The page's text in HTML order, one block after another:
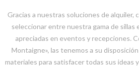
Gracias a nuestras soluciones de alquiler,
seleccionar entre nuestra gama de sillas
apreciadas en eventos y recepciones.
Montaigne», las tenemos a su
materiales para satisfacer todas sus ideas